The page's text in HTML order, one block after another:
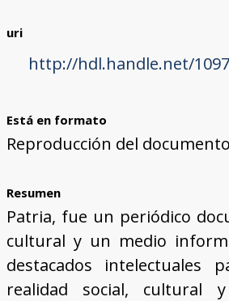
uri
http://hdl.handle.net/
Está en formato
Reproducción del
Resumen
Patria, fue un periódico
cultural y un medio
destacados intelectuales
realidad social, cultural